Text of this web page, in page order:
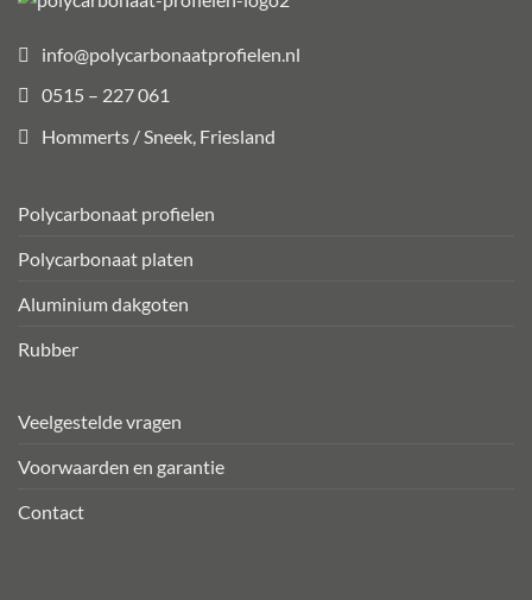
info@polycarbonaatprofielen.nl
0515 – 227 061
Hommerts / Sneek, Friesland
Polycarbonaat profielen
Polycarbonaat platen
Aluminium dakgoten
Rubber
Veelgestelde vragen
Voorwaarden en garantie
Contact